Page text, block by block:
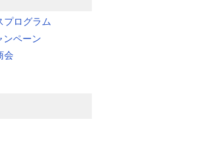
プログラム
ンペーン
会